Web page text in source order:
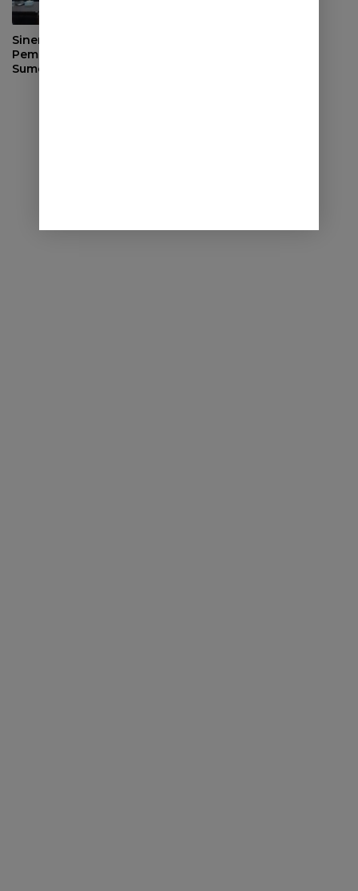
Sinergi dengan
Pemerintah Desa, DPRD
Sumedang Fokus Awasi